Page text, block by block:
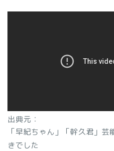
出典元：
「早紀ちゃん」「幹久君」
きでした